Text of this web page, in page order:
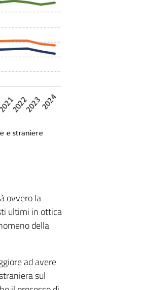
ovvero la
ultimi in ottica
della
ad avere
sul